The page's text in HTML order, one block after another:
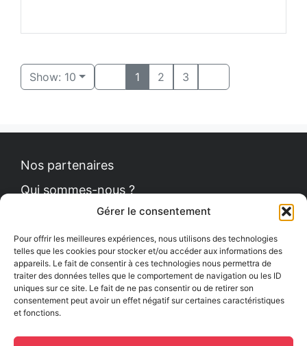
Gérer le consentement
Pour offrir les meilleures expériences, nous utilisons des technologies
telles que les cookies pour stocker et/ou accéder aux informations des
appareils. Le fait de consentir à ces technologies nous permettra de
traiter des données telles que le comportement de navigation ou les ID
uniques sur ce site. Le fait de ne pas consentir ou de retirer son
consentement peut avoir un effet négatif sur certaines caractéristiques
et fonctions.
Show: 10 1 2 3
Nos partenaires
Qui sommes-nous ?
Politique de cookies
Le Petit News